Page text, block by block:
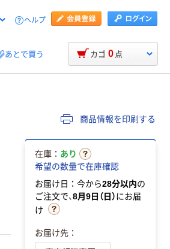
ヘルプ
あとで買う カゴ 0 点
商品情報を印刷する
在庫： あり
希望の数量で在庫確認
お届け日：今から28分以内の
ご注文で、8月9日（日）にお届
け
お届け先：